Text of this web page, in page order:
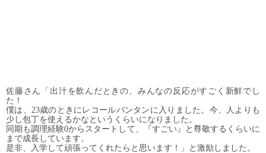
佐藤さん「出汁を飲んだときの、みんなの反応がすごく新鮮でし
た！
僕は、23歳のときにレコールバンタンに入りました。今、人よりも
少し包丁を使えるかなというくらいになりました。
同期も調理経験0からスタートして、『すごい』と尊敬するくらいに
まで成長しています。
是非、入学して頑張ってくれたらと思います！」と激励しました。